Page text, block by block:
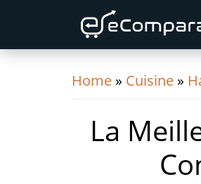
primary
navigation
content
primary
Home » Cuisine »
La